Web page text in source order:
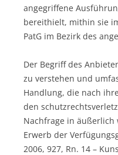
angegriffene
bereithielt, mithin sie
PatG im Bezirk des
Der Begriff des
zu verstehen und
Handlung, die nach
den
Nachfrage in äußerlich
Erwerb der
2006, 927, Rn. 14 –